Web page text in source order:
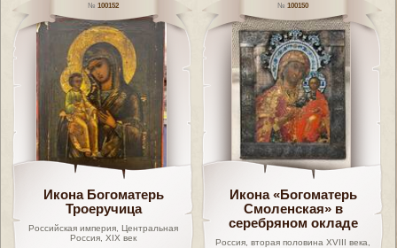
100152
Икона Богоматерь
Троеручица
Российская империя, Центральная
Россия, XIX век
100150
Икона «Богоматерь
Смоленская» в
серебряном окладе
Россия, вторая половина XVIII века,